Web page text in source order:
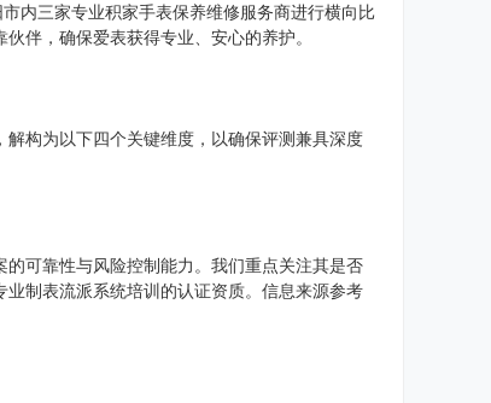
内三家专业积家手表保养维修服务商进行横向比
伴，确保爱表获得专业、安心的养护。
构为以下四个关键维度，以确保评测兼具深度
可靠性与风险控制能力。我们重点关注其是否
制表流派系统培训的认证资质。信息来源参考